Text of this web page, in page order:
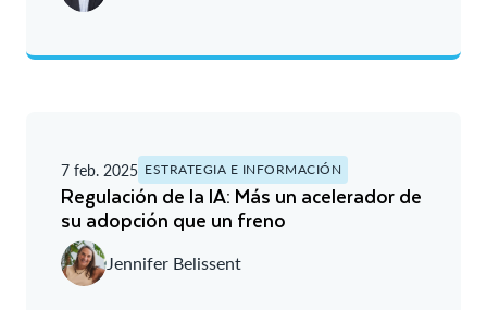
7 feb. 2025 ESTRATEGIA E INFORMACIÓN
Regulación de la IA: Más un acelerador de
su adopción que un freno
Jennifer Belissent